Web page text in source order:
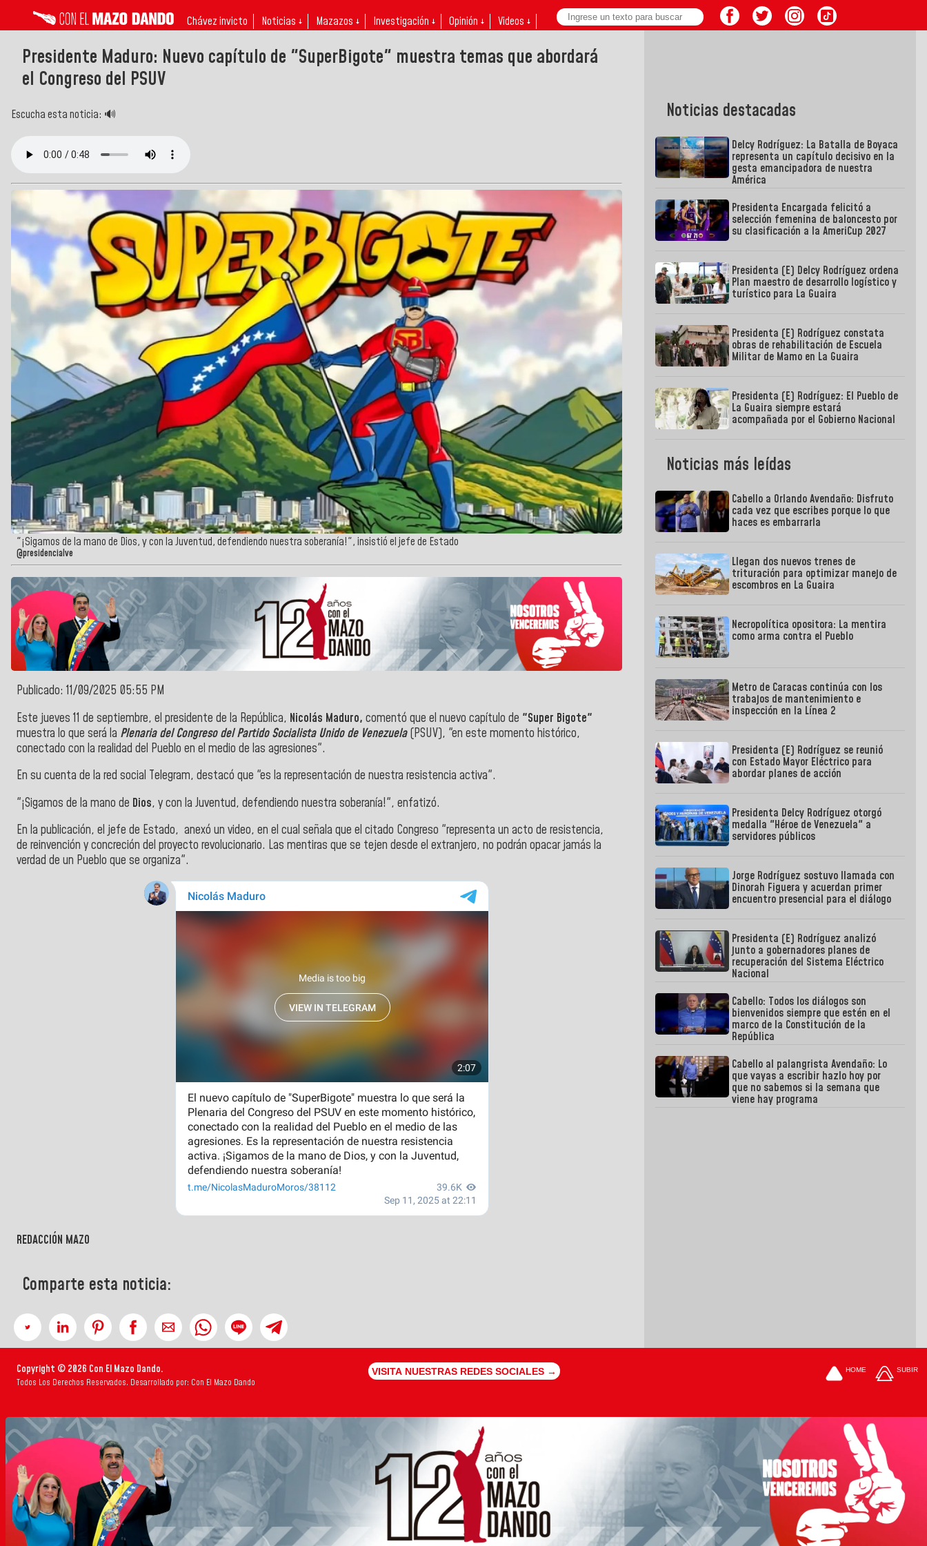
Chávez invicto Noticias ↓ Mazazos ↓ Investigación ↓ Opinión ↓ Videos ↓
Presidente Maduro: Nuevo capítulo de "SuperBigote" muestra temas que abordará
el Congreso del PSUV
Escucha esta noticia: 🔊
"¡Sigamos de la mano de Dios, y con la Juventud, defendiendo nuestra soberanía!", insistió el jefe de Estado
@presidencialve
Publicado: 11/09/2025 05:55 PM
Este jueves 11 de septiembre, el presidente de la República, Nicolás Maduro, comentó que el nuevo capítulo de "Super Bigote"
muestra lo que será la Plenaria del Congreso del Partido Socialista Unido de Venezuela(PSUV), "en este momento histórico,
conectado con la realidad del Pueblo en el medio de las agresiones".
En su cuenta de la red social Telegram, destacó que "es la representación de nuestra resistencia activa".
"¡Sigamos de la mano de Dios, y con la Juventud, defendiendo nuestra soberanía!", enfatizó.
En la publicación, el jefe de Estado, anexó un video, en el cual señala que el citado Congreso "representa un acto de resistencia,
de reinvención y concreción del proyecto revolucionario. Las mentiras que se tejen desde el extranjero, no podrán opacar jamás la
verdad de un Pueblo que se organiza".
REDACCIÓN MAZO
Comparte esta noticia:
Noticias destacadas
Delcy Rodríguez: La Batalla de Boyaca
representa un capítulo decisivo en la
gesta emancipadora de nuestra
América
Presidenta Encargada felicitó a
selección femenina de baloncesto por
su clasificación a la AmeriCup 2027
Presidenta (E) Delcy Rodríguez ordena
Plan maestro de desarrollo logístico y
turístico para La Guaira
Presidenta (E) Rodríguez constata
obras de rehabilitación de Escuela
Militar de Mamo en La Guaira
Presidenta (E) Rodríguez: El Pueblo de
La Guaira siempre estará
acompañada por el Gobierno Nacional
Noticias más leídas
Cabello a Orlando Avendaño: Disfruto
cada vez que escribes porque lo que
haces es embarrarla
Llegan dos nuevos trenes de
trituración para optimizar manejo de
escombros en La Guaira
Necropolítica opositora: La mentira
como arma contra el Pueblo
Metro de Caracas continúa con los
trabajos de mantenimiento e
inspección en la Línea 2
Presidenta (E) Rodríguez se reunió
con Estado Mayor Eléctrico para
abordar planes de acción
Presidenta Delcy Rodríguez otorgó
medalla "Héroe de Venezuela" a
servidores públicos
Jorge Rodríguez sostuvo llamada con
Dinorah Figuera y acuerdan primer
encuentro presencial para el diálogo
Presidenta (E) Rodríguez analizó
junto a gobernadores planes de
recuperación del Sistema Eléctrico
Nacional
Cabello: Todos los diálogos son
bienvenidos siempre que estén en el
marco de la Constitución de la
República
Cabello al palangrista Avendaño: Lo
que vayas a escribir hazlo hoy por
que no sabemos si la semana que
viene hay programa
Copyright © 2026 Con El Mazo Dando.
Todos Los Derechos Reservados. Desarrollado por: Con El Mazo Dando
VISITA NUESTRAS REDES SOCIALES → HOME SUBIR